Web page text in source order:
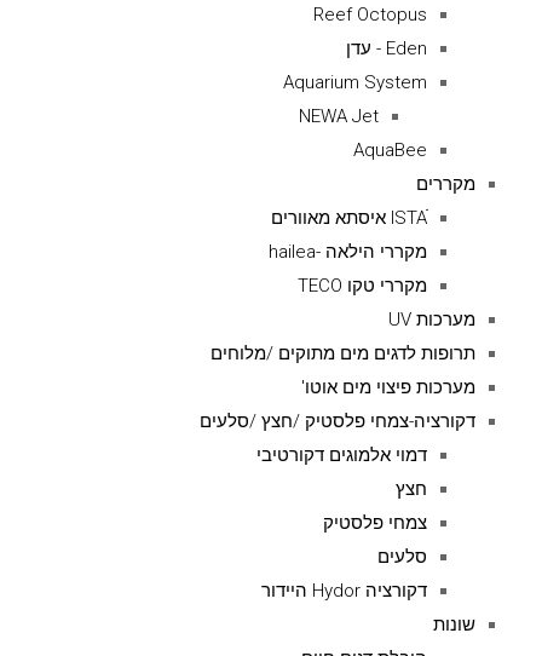
Reef Octopus
Eden - עדן
Aquarium System
NEWA Jet
AquaBee
מקררים
ISTAׁׂ איסתא מאוורים
מקררי הילאה -hailea
מקררי טקו TECO
מערכות UV
תרופות לדגים מים מתוקים /מלוחים
מערכות פיצוי מים אוטו'
דקורציה-צמחי פלסטיק /חצץ /סלעים
דמוי אלמוגים דקורטיבי
חצץ
צמחי פלסטיק
סלעים
דקורציה Hydor היידור
שונות